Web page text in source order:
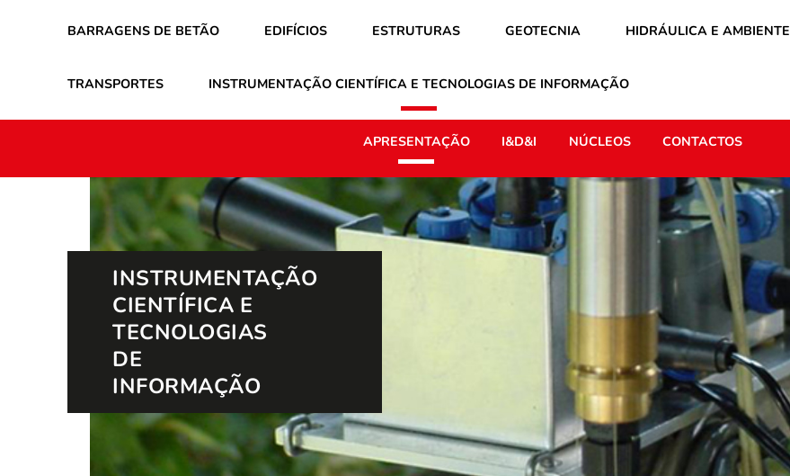
BARRAGENS DE BETÃO EDIFÍCIOS ESTRUTURAS GEOTECNIA HIDRÁULICA E AMBIENTE
TRANSPORTES INSTRUMENTAÇÃO CIENTÍFICA E TECNOLOGIAS DE INFORMAÇÃO
APRESENTAÇÃO I&D&I NÚCLEOS CONTACTOS
INSTRUMENTAÇÃO
CIENTÍFICA E
TECNOLOGIAS
DE
INFORMAÇÃO